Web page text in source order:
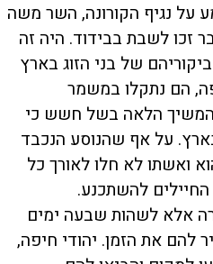
על נגיף הקורונה, השר משה
זכו לשבת בבידוד. היה זה
מביקוריהם של בני הזוג בארץ
הם נתקלו במשמר
הלאה בשל חשש כי
על אף שהנוסע הנכבד
ואשתו לא חלו לאורך כל
להשתכנע.
אלא לשהות שבעה ימים
להם את הזמן. יהודי חיפה,